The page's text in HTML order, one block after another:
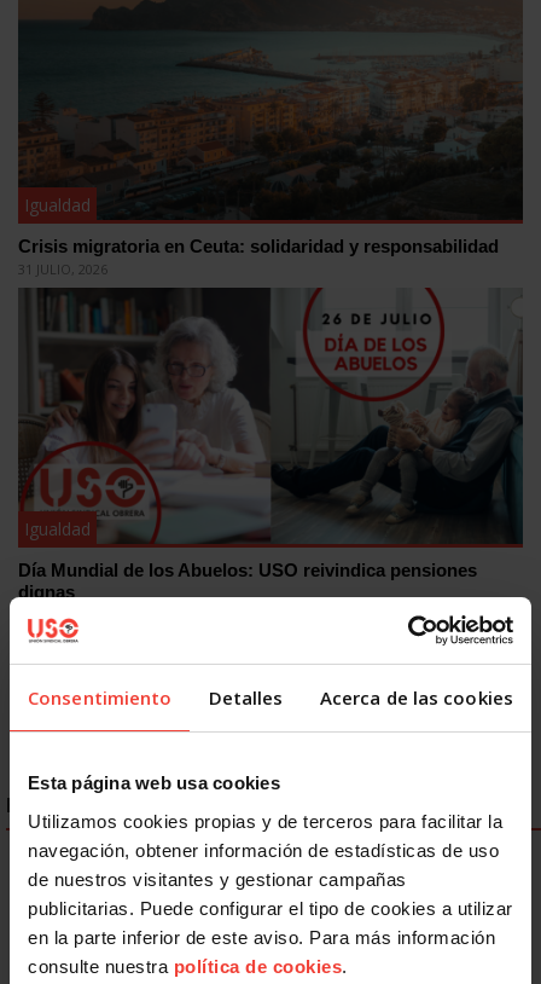
Consentimiento Detalles Acerca de las cookies
Esta página web usa cookies
Utilizamos cookies propias y de terceros para facilitar la
navegación, obtener información de estadísticas de uso
de nuestros visitantes y gestionar campañas
publicitarias. Puede configurar el tipo de cookies a utilizar
en la parte inferior de este aviso. Para más información
consulte nuestra política de cookies.
Igualdad
Crisis migratoria en Ceuta: solidaridad y responsabilidad
31 JULIO, 2026
Igualdad
Día Mundial de los Abuelos: USO reivindica pensiones
dignas
26 JULIO, 2026
ENLACES DESTACADOS